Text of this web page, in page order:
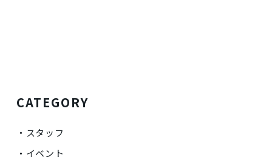
CATEGORY
スタッフ
イベント